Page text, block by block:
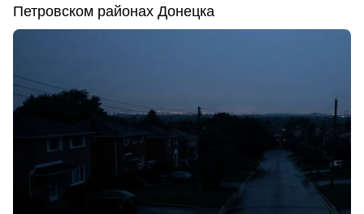
Петровском районах Донецка